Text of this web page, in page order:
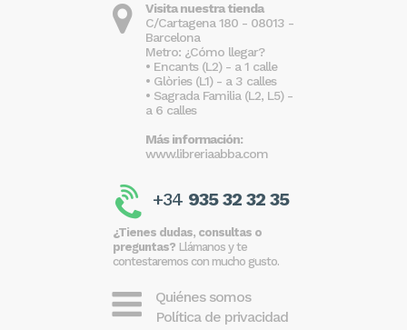
Visita nuestra tienda
C/Cartagena 180 - 08013 -
Barcelona
Metro: ¿Cómo llegar?
• Encants (L2) - a 1 calle
• Glòries (L1) - a 3 calles
• Sagrada Familia (L2, L5) -
a 6 calles
Más información:
www.libreriaabba.com
+34 935 32 32 35
¿Tienes dudas, consultas o
preguntas? Llámanos y te
contestaremos con mucho gusto.
Quiénes somos
Política de privacidad